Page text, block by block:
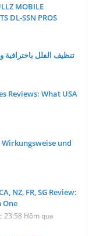
MOBILE
DL-SSN PROS
تنظيف الفلل باحترافية
Reviews: What USA
Wirkungsweise und
NZ, FR, SG Review:
One
23:58 Hôm qua